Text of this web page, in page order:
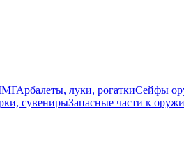
Арбалеты, луки, рогаткиСейфы
сувенирыЗапасные части к